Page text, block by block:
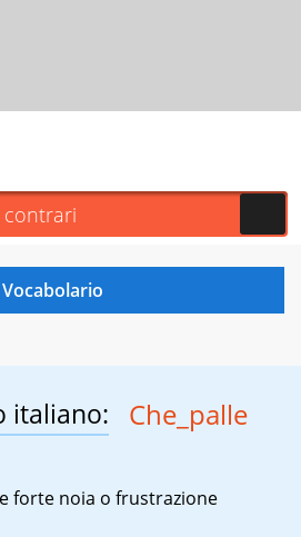
italiano: Che_palle
forte noia o frustrazione